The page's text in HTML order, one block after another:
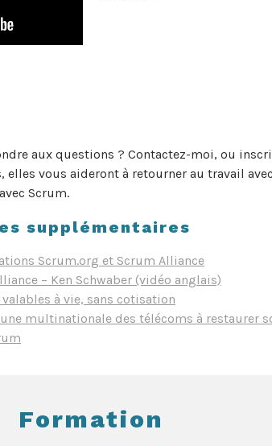
aux questions ? Contactez-moi, ou
elles vous aideront à retourner au travail
Scrum.
supplémentaires
Scrum.org et Scrum Alliance
– Ken Schwaber (vidéo anglais)
à vie, sans cotisation
multinationale des télécoms à restaurer
Formation